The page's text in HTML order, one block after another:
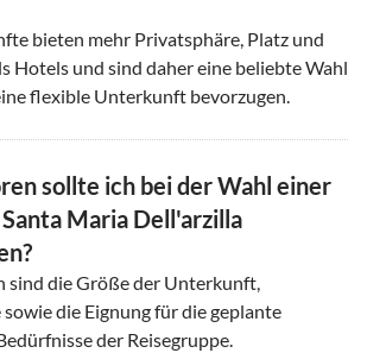
bieten mehr Privatsphäre, Platz und
Hotels und sind daher eine beliebte Wahl
flexible Unterkunft bevorzugen.
sollte ich bei der Wahl einer
Maria Dell'arzilla
sind die Größe der Unterkunft,
die Eignung für die geplante
der Reisegruppe.